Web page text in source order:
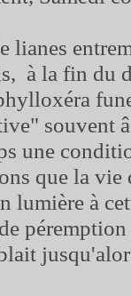
lianes
à la fin du
souvent
une
que la vie
lumière à